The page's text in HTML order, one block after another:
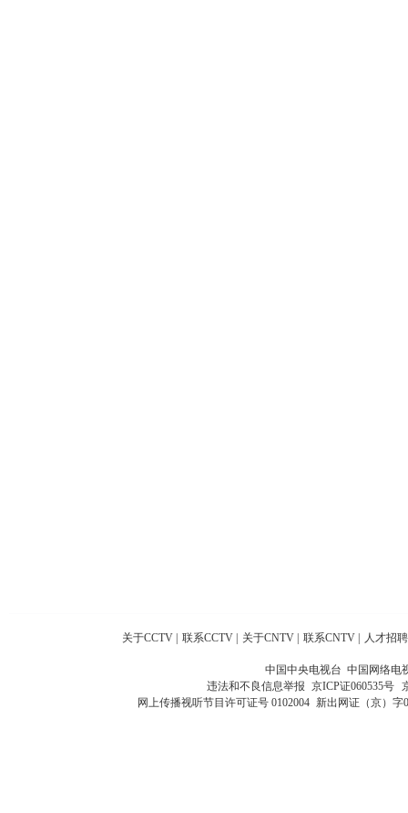
关于CCTV 联系CCTV 关于CNTV 联系CNTV 人才招聘
中国中央电视台 中国网络电
违法和不良信息举报 京ICP证060535号
网上传播视听节目许可证号 0102004 新出网证（京）